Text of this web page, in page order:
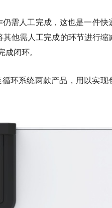
需人工完成，这也是一件快
其他需人工完成的环节进行缩
闭环。
环系统两款产品，用以实现